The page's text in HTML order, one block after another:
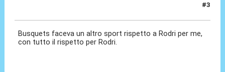
#3
Busquets faceva un altro sport rispetto a Rodri per me,
con tutto il rispetto per Rodri.